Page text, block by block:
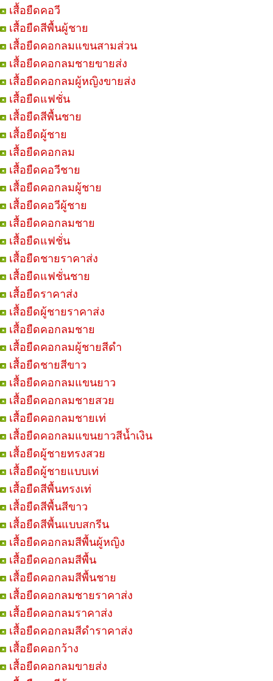
เสื้อยืดคอวี
เสื้อยืดสีพื้นผู้ชาย
เสื้อยืดคอกลมแขนสามส่วน
เสื้อยืดคอกลมชายขายส่ง
เสื้อยืดคอกลมผู้หญิงขายส่ง
เสื้อยืดแฟชั่น
เสื้อยืดสีพื้นชาย
เสื้อยืดผู้ชาย
เสื้อยืดคอกลม
เสื้อยืดคอวีชาย
เสื้อยืดคอกลมผู้ชาย
เสื้อยืดคอวีผู้ชาย
เสื้อยืดคอกลมชาย
เสื้อยืดแฟชั่น
เสื้อยืดชายราคาส่ง
เสื้อยืดแฟชั่นชาย
เสื้อยืดราคาส่ง
เสื้อยืดผู้ชายราคาส่ง
เสื้อยืดคอกลมชาย
เสื้อยืดคอกลมผู้ชายสีดำ
เสื้อยืดชายสีขาว
เสื้อยืดคอกลมแขนยาว
เสื้อยืดคอกลมชายสวย
เสื้อยืดคอกลมชายเท่
เสื้อยืดคอกลมแขนยาวสีน้ำเงิน
เสื้อยืดผู้ชายทรงสวย
เสื้อยืดผู้ชายแบบเท่
เสื้อยืดสีพื้นทรงเท่
เสื้อยืดสีพื้นสีขาว
เสื้อยืดสีพื้นแบบสกรีน
เสื้อยืดคอกลมสีพื้นผู้หญิง
เสื้อยืดคอกลมสีพื้น
เสื้อยืดคอกลมสีพื้นชาย
เสื้อยืดคอกลมชายราคาส่ง
เสื้อยืดคอกลมราคาส่ง
เสื้อยืดคอกลมสีดำราคาส่ง
เสื้อยืดคอกว้าง
เสื้อยืดคอกลมขายส่ง